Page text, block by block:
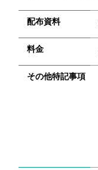
配布資料
料金
その他特記事項